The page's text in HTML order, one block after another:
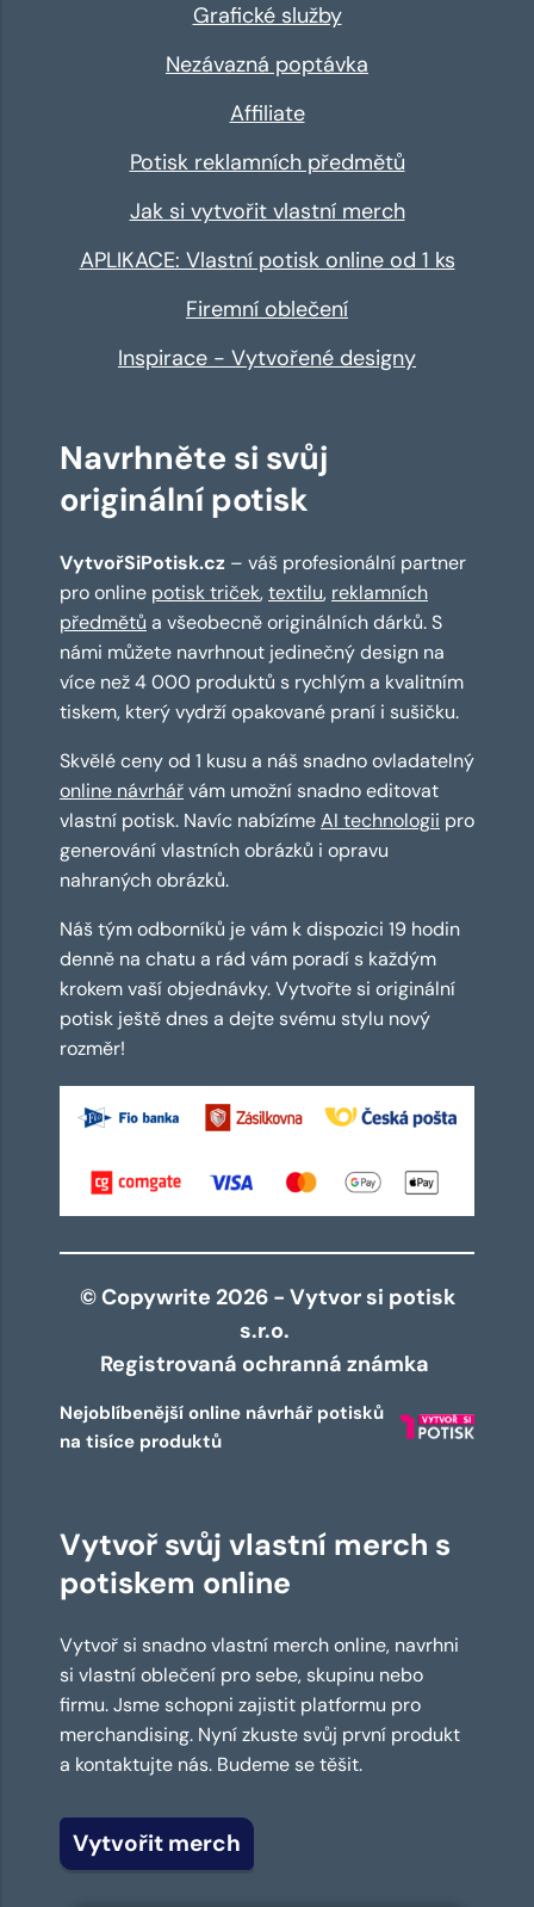
Grafické služby
Nezávazná poptávka
Affiliate
Potisk reklamních předmětů
Jak si vytvořit vlastní merch
APLIKACE: Vlastní potisk online od 1 ks
Firemní oblečení
Inspirace - Vytvořené designy
Navrhněte si svůj
originální potisk
VytvořSiPotisk.cz – váš profesionální partner
pro online potisk triček,textilu, reklamních
předmětů a všeobecně originálních dárků. S
námi můžete navrhnout jedinečný design na
více než 4 000 produktů s rychlým a kvalitním
tiskem, který vydrží opakované praní i sušičku.
Skvělé ceny od 1 kusu a náš snadno ovladatelný
online návrhářvám umožní snadno editovat
vlastní potisk. Navíc nabízímeAI technologii pro
generování vlastních obrázků i opravu
nahraných obrázků.
Náš tým odborníků je vám k dispozici 19 hodin
denně na chatu a rád vám poradí s každým
krokem vaší objednávky. Vytvořte si originální
potisk ještě dnes a dejte svému stylu nový
rozměr!
© Copywrite 2026 - Vytvor si potisk
s.r.o.
Registrovaná ochranná známka
Nejoblíbenější online návrhář potisků
na tisíce produktů
Vytvoř svůj vlastní merch s
potiskem online
Vytvoř si snadno vlastní merch online, navrhni
si vlastní oblečení pro sebe, skupinu nebo
firmu. Jsme schopni zajistit platformu pro
merchandising. Nyní zkuste svůj první produkt
a kontaktujte nás. Budeme se těšit.
Vytvořit merch